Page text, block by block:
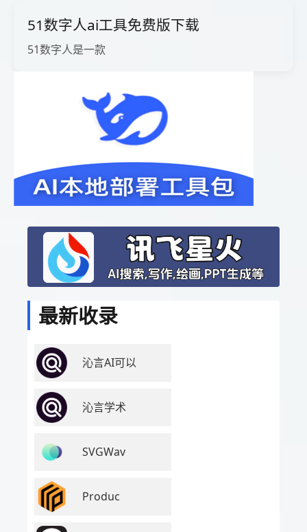
51数字人ai工具免费版下载
51数字人是一款
最新收录
沁言AI可以
沁言学术
SVGWav
Produc